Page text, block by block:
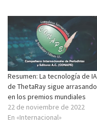
Resumen: La tecnología de IA
de ThetaRay sigue arrasando
en los premios mundiales
22 de noviembre de 2022
En «Internacional»